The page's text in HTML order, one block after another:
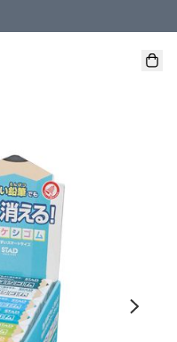
地送貨、本地取貨 )